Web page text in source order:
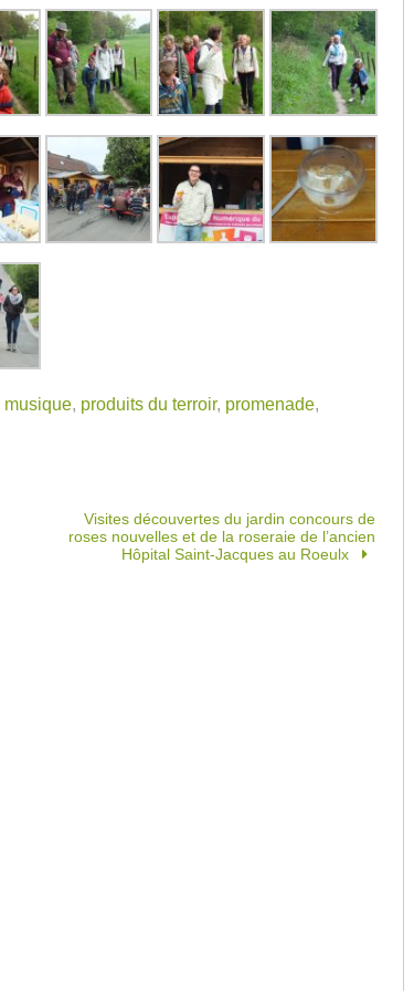
musique, produits du terroir, promenade,
Visites découvertes du jardin concours de
roses nouvelles et de la roseraie de l’ancien
Hôpital Saint-Jacques au Roeulx